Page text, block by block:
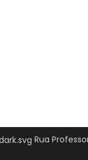
Rua